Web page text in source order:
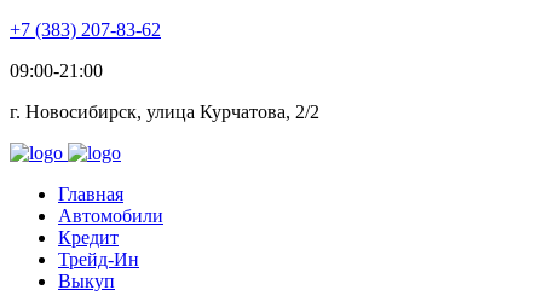
+7 (383) 207-83-62
09:00-21:00
г. Новосибирск, улица Курчатова, 2/2
Главная
Автомобили
Кредит
Трейд-Ин
Выкуп